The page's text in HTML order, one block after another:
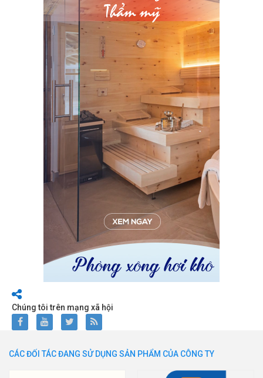
Chúng tôi trên mạng xã hội
CÁC ĐỐI TÁC ĐANG SỬ DỤNG SẢN PHẨM CỦA CÔNG TY